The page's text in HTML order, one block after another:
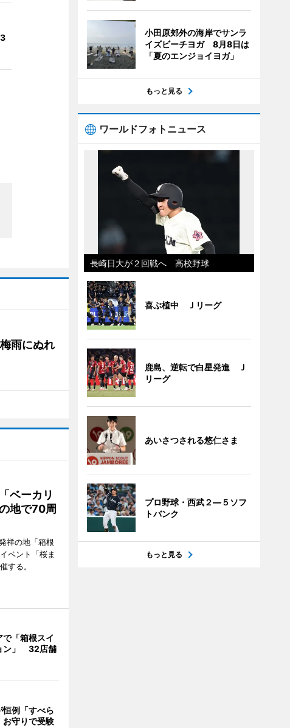
雨にぬれ
ベーカリ
地で70周
祥の地「箱根
ベント「桜ま
する。
「箱根スイ
ン」 32店舗
恒例「すべら
守りで受験
小田原郊外の海岸でサンラ
イズビーチヨガ 8月8日は
「夏のエンジョイヨガ」
もっと見る
ワールドフォトニュース
長崎日大が２回戦へ 高校野球
喜ぶ植中 Ｊリーグ
鹿島、逆転で白星発進 Ｊ
リーグ
あいさつされる悠仁さま
プロ野球・西武２―５ソフ
トバンク
もっと見る